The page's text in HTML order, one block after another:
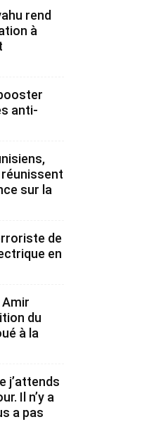
rend
à
anti-
sur la
de
en
du
à la
j’attends
Il n’y a
a pas